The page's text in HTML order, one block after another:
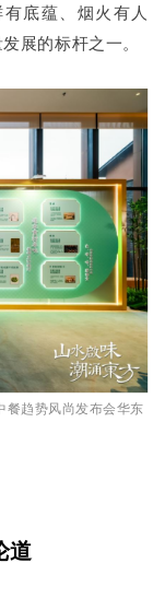
底蕴、烟火有人
展的标杆之一。
趋势风尚发布会华东
道